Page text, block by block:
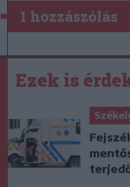
1 hozzászólás
Ezek is